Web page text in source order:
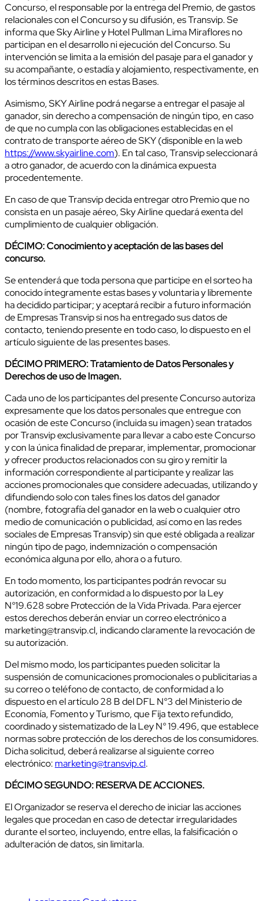
Concurso, el responsable por la entrega del Premio, de gastos
relacionales con el Concurso y su difusión, es Transvip. Se
informa que Sky Airline y Hotel Pullman Lima Miraflores no
participan en el desarrollo ni ejecución del Concurso. Su
intervención se limita a la emisión del pasaje para el ganador y
su acompañante, o estadía y alojamiento, respectivamente, en
los términos descritos en estas Bases.
Asimismo, SKY Airline podrá negarse a entregar el pasaje al
ganador, sin derecho a compensación de ningún tipo, en caso
de que no cumpla con las obligaciones establecidas en el
contrato de transporte aéreo de SKY (disponible en la web
https://www.skyairline.com). En tal caso, Transvip seleccionará
a otro ganador, de acuerdo con la dinámica expuesta
procedentemente.
En caso de que Transvip decida entregar otro Premio que no
consista en un pasaje aéreo, Sky Airline quedará exenta del
cumplimiento de cualquier obligación.
DÉCIMO: Conocimiento y aceptación de las bases del
concurso.
Se entenderá que toda persona que participe en el sorteo ha
conocido íntegramente estas bases y voluntaria y libremente
ha decidido participar; y aceptará recibir a futuro información
de Empresas Transvip si nos ha entregado sus datos de
contacto, teniendo presente en todo caso, lo dispuesto en el
artículo siguiente de las presentes bases.
DÉCIMO PRIMERO: Tratamiento de Datos Personales y
Derechos de uso de Imagen.
Cada uno de los participantes del presente Concurso autoriza
expresamente que los datos personales que entregue con
ocasión de este Concurso (incluida su imagen) sean tratados
por Transvip exclusivamente para llevar a cabo este Concurso
y con la única finalidad de preparar, implementar, promocionar
y ofrecer productos relacionados con su giro y remitir la
información correspondiente al participante y realizar las
acciones promocionales que considere adecuadas, utilizando y
difundiendo solo con tales fines los datos del ganador
(nombre, fotografía del ganador en la web o cualquier otro
medio de comunicación o publicidad, así como en las redes
sociales de Empresas Transvip) sin que esté obligada a realizar
ningún tipo de pago, indemnización o compensación
económica alguna por ello, ahora o a futuro.
En todo momento, los participantes podrán revocar su
autorización, en conformidad a lo dispuesto por la Ley
N°19.628 sobre Protección de la Vida Privada. Para ejercer
estos derechos deberán enviar un correo electrónico a
marketing@transvip.cl, indicando claramente la revocación de
su autorización.
Del mismo modo, los participantes pueden solicitar la
suspensión de comunicaciones promocionales o publicitarias a
su correo o teléfono de contacto, de conformidad a lo
dispuesto en el artículo 28 B del DFL N°3 del Ministerio de
Economía, Fomento y Turismo, que Fija texto refundido,
coordinado y sistematizado de la Ley N° 19.496, que establece
normas sobre protección de los derechos de los consumidores.
Dicha solicitud, deberá realizarse al siguiente correo
electrónico: marketing@transvip.cl.
DÉCIMO SEGUNDO: RESERVA DE ACCIONES.
El Organizador se reserva el derecho de iniciar las acciones
legales que procedan en caso de detectar irregularidades
durante el sorteo, incluyendo, entre ellas, la falsificación o
adulteración de datos, sin limitarla.